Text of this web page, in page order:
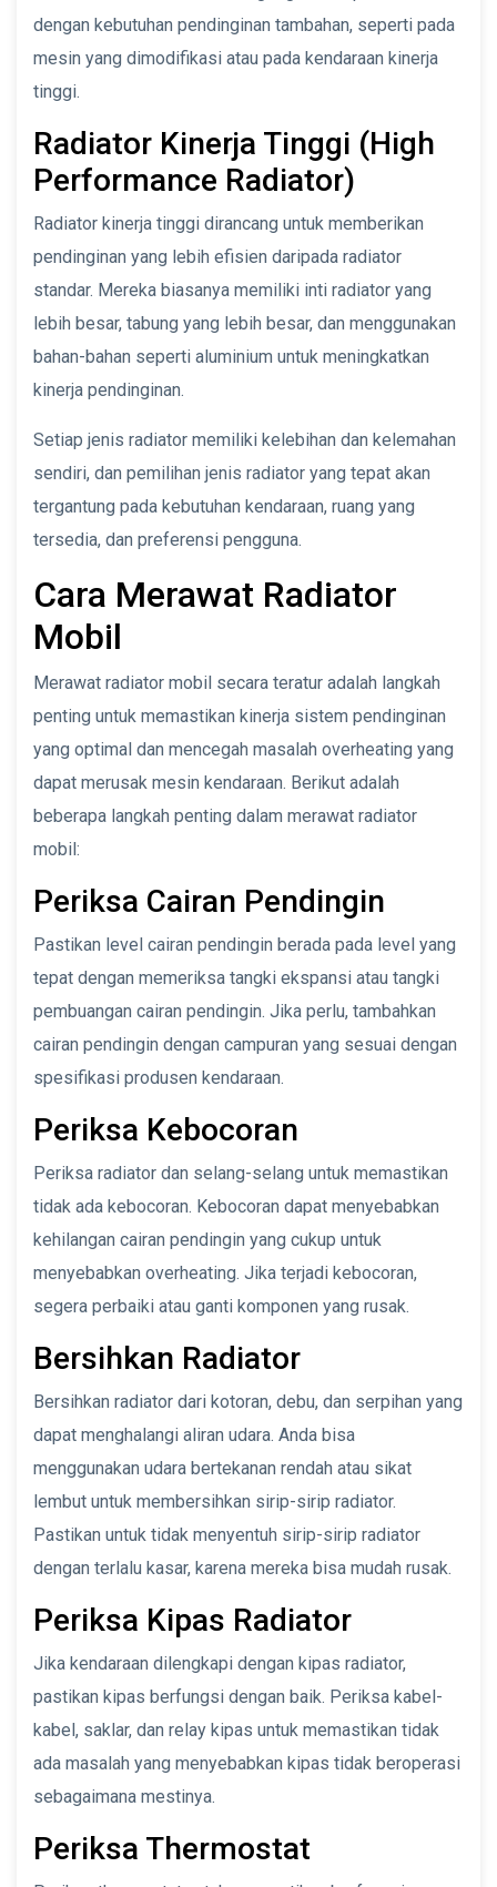
dengan kebutuhan pendinginan tambahan, seperti pada
mesin yang dimodifikasi atau pada kendaraan kinerja
tinggi.
Radiator Kinerja Tinggi (High
Performance Radiator)
Radiator kinerja tinggi dirancang untuk memberikan
pendinginan yang lebih efisien daripada radiator
standar. Mereka biasanya memiliki inti radiator yang
lebih besar, tabung yang lebih besar, dan menggunakan
bahan-bahan seperti aluminium untuk meningkatkan
kinerja pendinginan.
Setiap jenis radiator memiliki kelebihan dan kelemahan
sendiri, dan pemilihan jenis radiator yang tepat akan
tergantung pada kebutuhan kendaraan, ruang yang
tersedia, dan preferensi pengguna.
Cara Merawat Radiator
Mobil
Merawat radiator mobil secara teratur adalah langkah
penting untuk memastikan kinerja sistem pendinginan
yang optimal dan mencegah masalah overheating yang
dapat merusak mesin kendaraan. Berikut adalah
beberapa langkah penting dalam merawat radiator
mobil:
Periksa Cairan Pendingin
Pastikan level cairan pendingin berada pada level yang
tepat dengan memeriksa tangki ekspansi atau tangki
pembuangan cairan pendingin. Jika perlu, tambahkan
cairan pendingin dengan campuran yang sesuai dengan
spesifikasi produsen kendaraan.
Periksa Kebocoran
Periksa radiator dan selang-selang untuk memastikan
tidak ada kebocoran. Kebocoran dapat menyebabkan
kehilangan cairan pendingin yang cukup untuk
menyebabkan overheating. Jika terjadi kebocoran,
segera perbaiki atau ganti komponen yang rusak.
Bersihkan Radiator
Bersihkan radiator dari kotoran, debu, dan serpihan yang
dapat menghalangi aliran udara. Anda bisa
menggunakan udara bertekanan rendah atau sikat
lembut untuk membersihkan sirip-sirip radiator.
Pastikan untuk tidak menyentuh sirip-sirip radiator
dengan terlalu kasar, karena mereka bisa mudah rusak.
Periksa Kipas Radiator
Jika kendaraan dilengkapi dengan kipas radiator,
pastikan kipas berfungsi dengan baik. Periksa kabel-
kabel, saklar, dan relay kipas untuk memastikan tidak
ada masalah yang menyebabkan kipas tidak beroperasi
sebagaimana mestinya.
Periksa Thermostat